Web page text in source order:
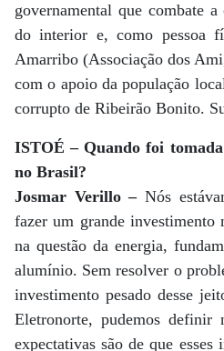
governamental que combate
do interior e, como pessoa
Amarribo (Associação dos
com o apoio da população
corrupto de Ribeirão Bonito.
ISTOÉ – Quando foi
no Brasil?
Josmar Verillo –Nós
fazer um grande investimento
na questão da energia,
alumínio. Sem resolver o
investimento pesado desse
Eletronorte, pudemos definir
expectativas são de que esses